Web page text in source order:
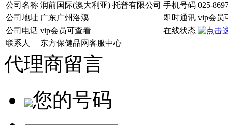
公司名称 润前国际(澳大利亚) 托普有限公司 手机号码 025-
公司地址 广东广州洛溪 即时通讯 vip会员
公司电话 vip会员可查看
在线状态
联系人
东方保健品网客服中心
代理商留言
您的号码